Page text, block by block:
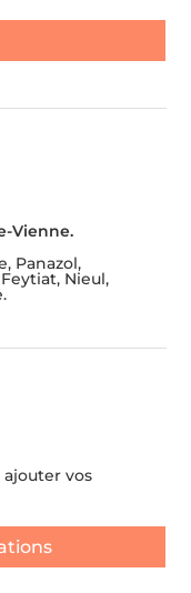
Vienne.
Panazol,
Nieul,
vos